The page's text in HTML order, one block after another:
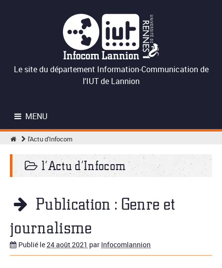
Le site du département Information-Communication de
l'IUT de Lannion
MENU
l'Actu d'Infocom
l’Actu d’Infocom
Publication : Genre et
journalisme
Publié le24 août 2021 par Infocomlannion